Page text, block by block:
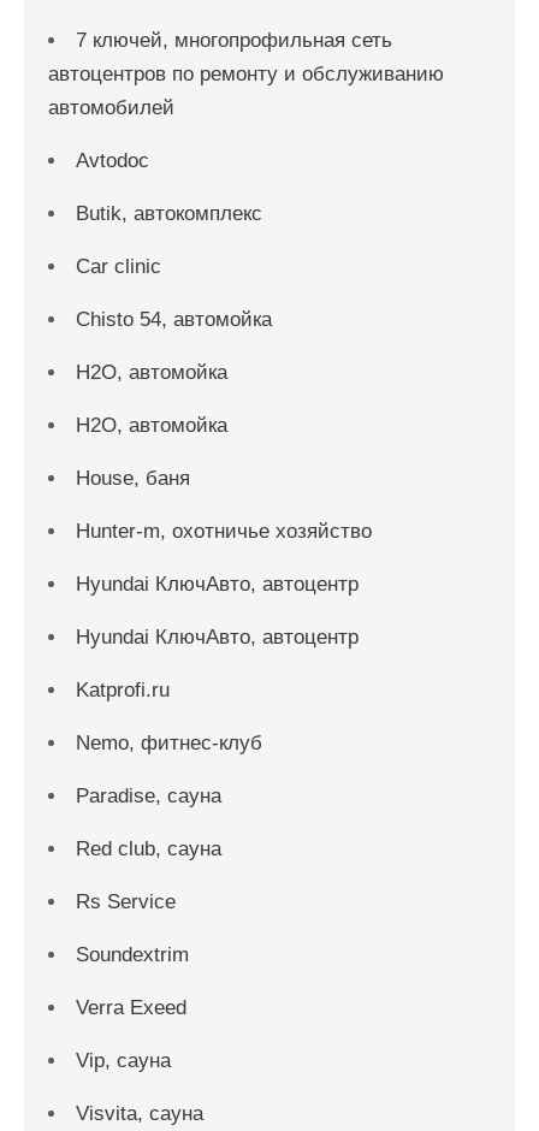
7 ключей, многопрофильная сеть
автоцентров по ремонту и обслуживанию
автомобилей
Avtodoc
Butik, автокомплекс
Car clinic
Chisto 54, автомойка
H2O, автомойка
H2O, автомойка
House, баня
Hunter-m, охотничье хозяйство
Hyundai КлючАвто, автоцентр
Hyundai КлючАвто, автоцентр
Katprofi.ru
Nemo, фитнес-клуб
Paradise, сауна
Red сlub, сауна
Rs Service
Soundextrim
Verra Exeed
Vip, сауна
Visvita, сауна